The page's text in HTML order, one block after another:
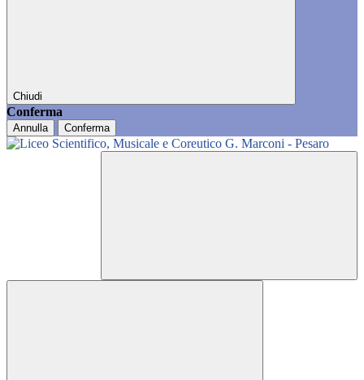
Chiudi
Conferma
Annulla Conferma